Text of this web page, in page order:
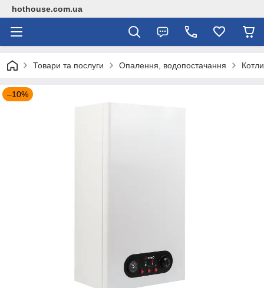
hothouse.com.ua
Товари та послуги Опалення, водопостачання
–10%